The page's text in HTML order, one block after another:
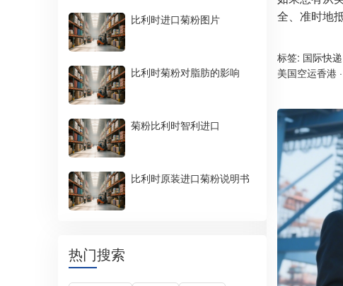
比利时进口菊粉图片
比利时菊粉对脂肪的影响
菊粉比利时智利进口
比利时原装进口菊粉说明书
热门搜索
全、准时地
标签: 国际快递
美国空运香港 ·